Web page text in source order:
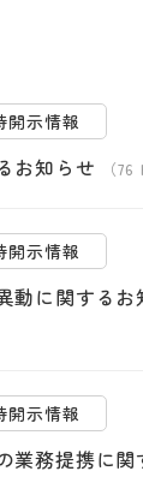
開示情報
お知らせ （76
開示情報
動に関するお
開示情報
業務提携に関